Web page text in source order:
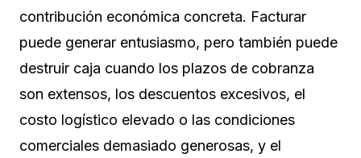
contribución económica concreta. Facturar
puede generar entusiasmo, pero también puede
destruir caja cuando los plazos de cobranza
son extensos, los descuentos excesivos, el
costo logístico elevado o las condiciones
comerciales demasiado generosas, y el